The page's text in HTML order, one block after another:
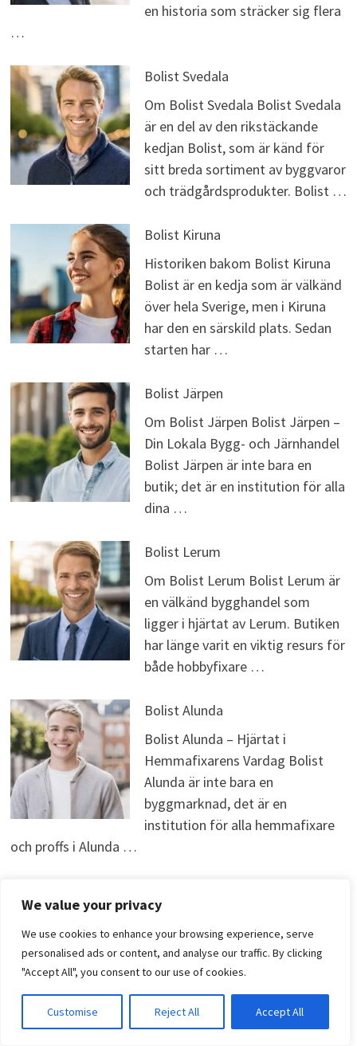
We value your privacy
We use cookies to enhance your browsing experience, serve
personalised ads or content, and analyse our traffic. By clicking
"Accept All", you consent to our use of cookies.
Customise Reject All Accept All
en historia som sträcker sig flera
…
Bolist Svedala
Om Bolist Svedala Bolist Svedala
är en del av den rikstäckande
kedjan Bolist, som är känd för
sitt breda sortiment av byggvaror
och trädgårdsprodukter. Bolist …
Bolist Kiruna
Historiken bakom Bolist Kiruna
Bolist är en kedja som är välkänd
över hela Sverige, men i Kiruna
har den en särskild plats. Sedan
starten har …
Bolist Järpen
Om Bolist Järpen Bolist Järpen –
Din Lokala Bygg- och Järnhandel
Bolist Järpen är inte bara en
butik; det är en institution för alla
dina …
Bolist Lerum
Om Bolist Lerum Bolist Lerum är
en välkänd bygghandel som
ligger i hjärtat av Lerum. Butiken
har länge varit en viktig resurs för
både hobbyfixare …
Bolist Alunda
Bolist Alunda – Hjärtat i
Hemmafixarens Vardag Bolist
Alunda är inte bara en
byggmarknad, det är en
institution för alla hemmafixare
och proffs i Alunda …
är en väletablerad bygg- och
järnhandel som har tjänat
dess omnejd i många år. Med sitt
…